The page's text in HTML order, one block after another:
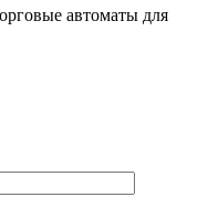
автоматы для